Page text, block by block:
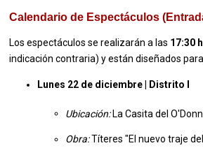
Calendario de Espectáculos
Los espectáculos se realizarán a las 17:30
indicación contraria) y están diseñados
Lunes 22 de diciembre | Distrito I
Ubicación:La Casita del
Obra:Títeres "El nuevo traje